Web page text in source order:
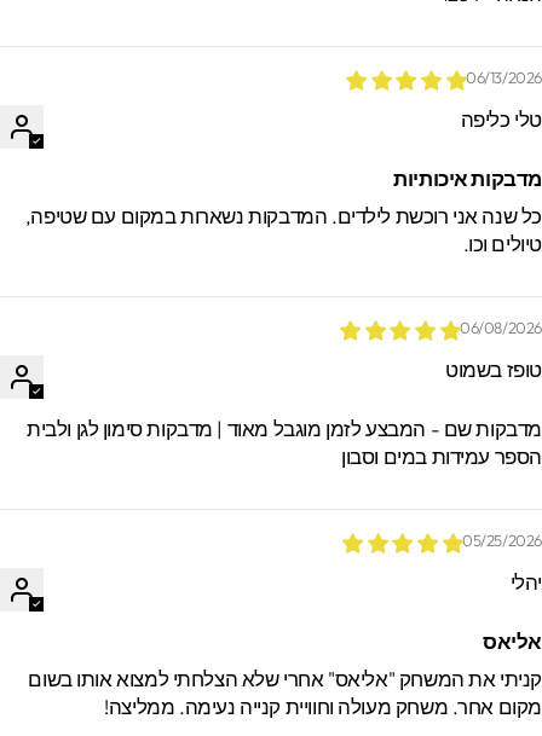
06/13/
כליפה
איכותיות
שנה אני רוכשת לילדים. המדבקות נשארות במקום עם שטיפה,
וכו.
06/08/
בשמוט
שם - המבצע לזמן מוגבל מאוד | מדבקות סימון לגן ולבית
עמידות במים וסבון
05/25/
את המשחק "אליאס" אחרי שלא הצלחתי למצוא אותו בשום
אחר. משחק מעולה וחוויית קנייה נעימה. ממליצה!